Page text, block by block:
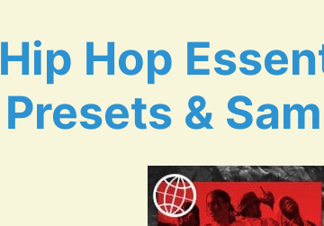
Hip Hop
Presets &